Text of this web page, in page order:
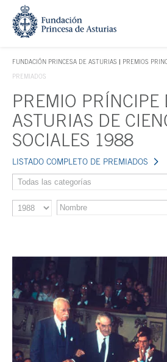
Saltar navegación. Ir directamente al
FUNDACIÓN PRINCESA DE ASTURIAS
TECLA DE ACCESO 1
PREMIOS
PREMIADOS
Contenido principal
PREMIO PRÍNCIPE
ASTURIAS DE
SOCIALES 1988
LISTADO COMPLETO DE PREMIADOS